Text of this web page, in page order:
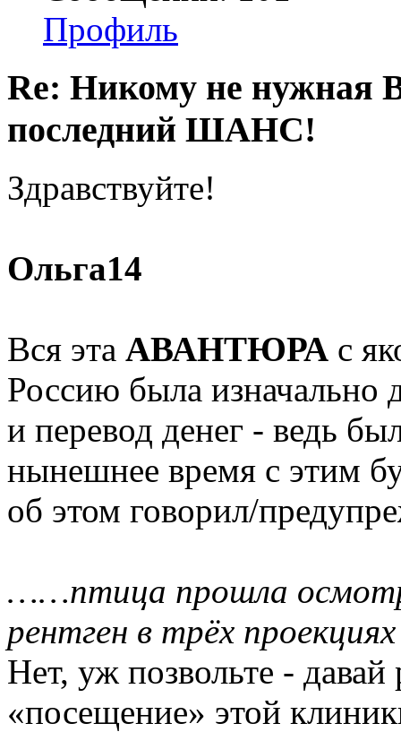
Профиль
Re: Никому не
последний ШАНС!
Здравствуйте!
Ольга14
Вся эта АВАНТЮРА с
Россию была изначально
и перевод денег - ведь
нынешнее время с этим
об этом говорил/
……птица прошла
рентген в трёх
Нет, уж позвольте - давай
«посещение» этой